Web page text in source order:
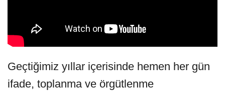
Geçtiğimiz yıllar içerisinde hemen her gün
ifade, toplanma ve örgütlenme